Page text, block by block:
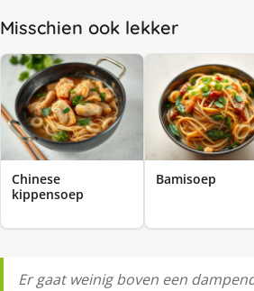
Misschien ook lekker
Chinese
kippensoep
Bamisoep
Er gaat weinig boven een